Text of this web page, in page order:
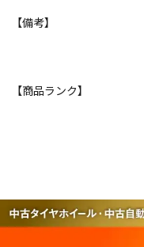
【備考】
【商品ランク】